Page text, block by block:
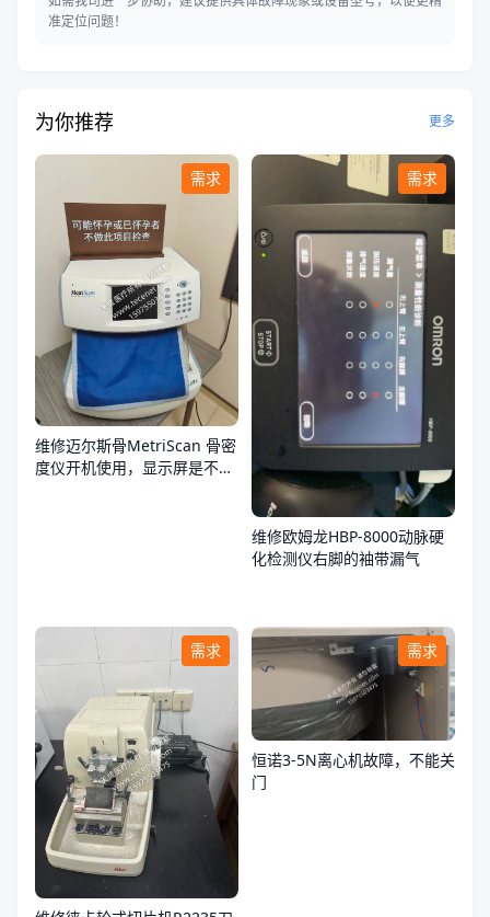
准定位问题！
为你推荐 更多
需求
维修迈尔斯骨MetriScan 骨密
度仪开机使用，显示屏是不
需求
维修欧姆龙HBP-8000动脉硬
化检测仪右脚的袖带漏气
需求 需求
恒诺3-5N离心机故障，不能关
门